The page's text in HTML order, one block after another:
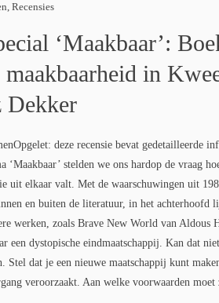
,Recensies
‘Maakbaar’:
maakbaarheid in
Dekker
deze recensie bevat gedetailleerde
‘Maakbaar’ stelden we ons hardop de vraag
uit elkaar valt. Met de waarschuwingen uit
en buiten de literatuur, in het achterhoofd
werken, zoals Brave New World van Aldous
een dystopische eindmaatschappij. Kan dat
Stel dat je een nieuwe maatschappij kunt
veroorzaakt. Aan welke voorwaarden moet